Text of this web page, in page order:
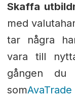
Skaffa
med
tar några
vara till
gången du
somAvaTrade